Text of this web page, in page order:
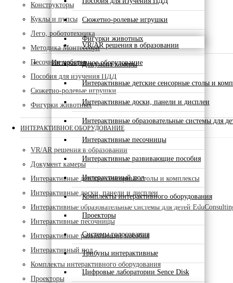
Сюжетно-ролевые игрушки
Фигурки животных
Интерактивное оборудование
VR/AR решения в образовании
Документ камеры
Интерактивные детские сенсорные столы и
Интерактивные доски, панели и дисплеи
Интерактивные образовательные системы для
Интерактивные песочницы
Интерактивные развивающие пособия
Интерактивный пол
Комплекты интерактивного оборудования
Проекторы
Системы голосования
Трибуны интерактивные
Цифровые лаборатории Sence Disk
Конструкторы
Куклы и пупсы
Лего, робототехника
Методика Монтессори
Песочные наборы
Пособия для изучения ПДД
Сюжетно-ролевые игрушки
Фигурки животных
ИНТЕРАКТИВНОЕ ОБОРУДОВАНИЕ
VR/AR решения в образовании
Документ камеры
Интерактивные детские сенсорные столы и комплексы
Интерактивные доски, панели и дисплеи
Интерактивные образовательные системы для детей
Интерактивные песочницы
Интерактивные развивающие пособия
Интерактивный пол
Комплекты интерактивного оборудования
Проекторы